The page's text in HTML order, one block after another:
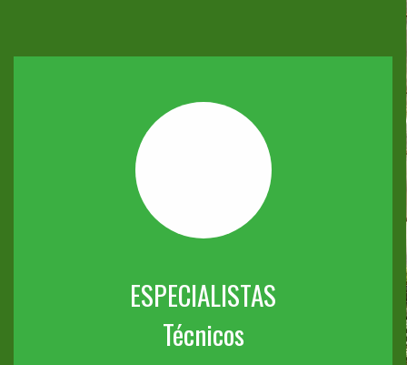
ESPECIALISTAS
Técnicos